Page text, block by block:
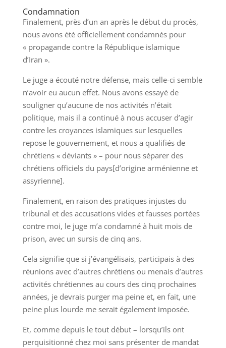
Condamnation
Finalement, près d’un an après le début du procès,
nous avons été officiellement condamnés pour
« propagande contre la République islamique
d’Iran ».
Le juge a écouté notre défense, mais celle-ci semble
n’avoir eu aucun effet. Nous avons essayé de
souligner qu’aucune de nos activités n’était
politique, mais il a continué à nous accuser d’agir
contre les croyances islamiques sur lesquelles
repose le gouvernement, et nous a qualifiés de
chrétiens « déviants » – pour nous séparer des
chrétiens officiels du pays[d’origine arménienne et
assyrienne].
Finalement, en raison des pratiques injustes du
tribunal et des accusations vides et fausses portées
contre moi, le juge m’a condamné à huit mois de
prison, avec un sursis de cinq ans.
Cela signifie que si j’évangélisais, participais à des
réunions avec d’autres chrétiens ou menais d’autres
activités chrétiennes au cours des cinq prochaines
années, je devrais purger ma peine et, en fait, une
peine plus lourde me serait également imposée.
Et, comme depuis le tout début – lorsqu’ils ont
perquisitionné chez moi sans présenter de mandat